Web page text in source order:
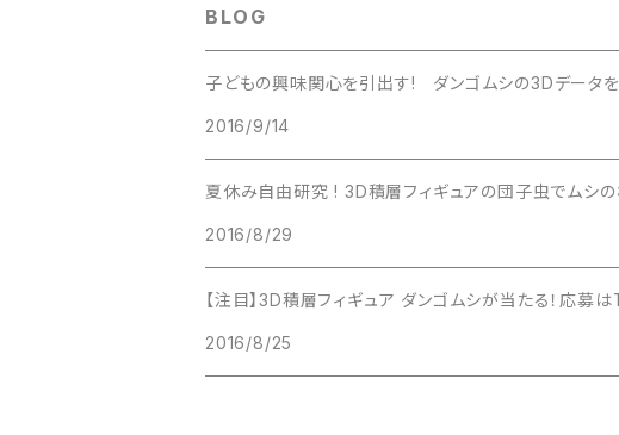
BLOG
子どもの興味関心を引出す! ダンゴムシの3Dデータを
2016/9/14
夏休み自由研究 ! 3D積層フィギュアの団子虫でム
2016/8/29
【注目】3D積層フィギュア ダンゴムシが当たる！応募
2016/8/25